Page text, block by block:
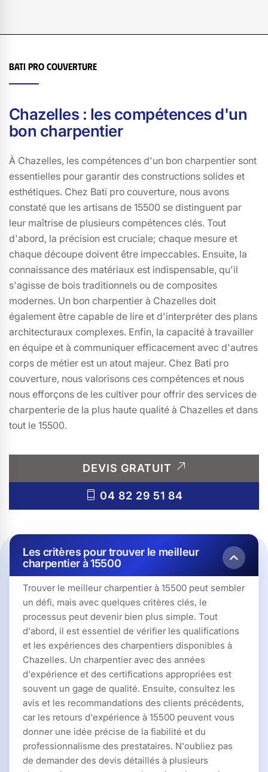
expertise, proximité et engagement envers la
communauté locale.
Bati pro couverture
Chazelles : les compétences d'un
bon charpentier
À Chazelles, les compétences d'un bon charpentier sont
essentielles pour garantir des constructions solides et
esthétiques. Chez Bati pro couverture, nous avons
constaté que les artisans de 15500 se distinguent par
leur maîtrise de plusieurs compétences clés. Tout
d'abord, la précision est cruciale; chaque mesure et
chaque découpe doivent être impeccables. Ensuite, la
connaissance des matériaux est indispensable, qu'il
s'agisse de bois traditionnels ou de composites
modernes. Un bon charpentier à Chazelles doit
également être capable de lire et d'interpréter des plans
architecturaux complexes. Enfin, la capacité à travailler
en équipe et à communiquer efficacement avec d'autres
corps de métier est un atout majeur. Chez Bati pro
couverture, nous valorisons ces compétences et nous
nous efforçons de les cultiver pour offrir des services de
charpenterie de la plus haute qualité à Chazelles et dans
tout le 15500.
DEVIS GRATUIT
04 82 29 51 84
Les critères pour trouver le meilleur
charpentier à 15500
Trouver le meilleur charpentier à 15500 peut sembler
un défi, mais avec quelques critères clés, le
processus peut devenir bien plus simple. Tout
d'abord, il est essentiel de vérifier les qualifications
et les expériences des charpentiers disponibles à
Chazelles. Un charpentier avec des années
d'expérience et des certifications appropriées est
souvent un gage de qualité. Ensuite, consultez les
avis et les recommandations des clients précédents,
car les retours d'expérience à 15500 peuvent vous
donner une idée précise de la fiabilité et du
professionnalisme des prestataires. N'oubliez pas
de demander des devis détaillés à plusieurs